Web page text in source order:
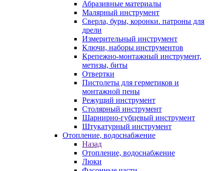
Абразивные материалы
Малярный инструмент
Сверла, буры, коронки. патроны для
дрели
Измерительный инструмент
Ключи, наборы инструментов
Крепежно-монтажный инструмент,
метизы, биты
Отвертки
Пистолеты для герметиков и
монтажной пены
Режущий инструмент
Столярный инструмент
Шарнирно-губцевый инструмент
Штукатурный инструмент
Отопление, водоснабжение
Назад
Отопление, водоснабжение
Люки